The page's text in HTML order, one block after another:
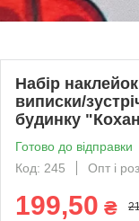
Набір
виписки/
будинку
Готово до відправки
Код: 245
Опт і
199,50 ₴